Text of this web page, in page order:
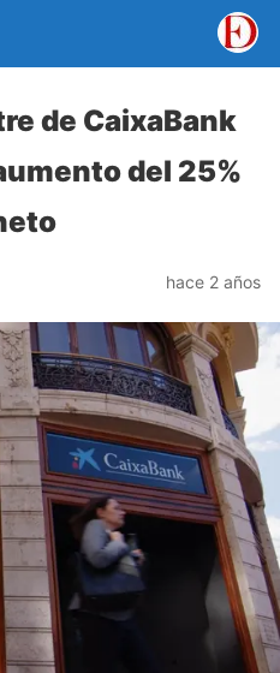
de CaixaBank
del 25%
hace 2 años